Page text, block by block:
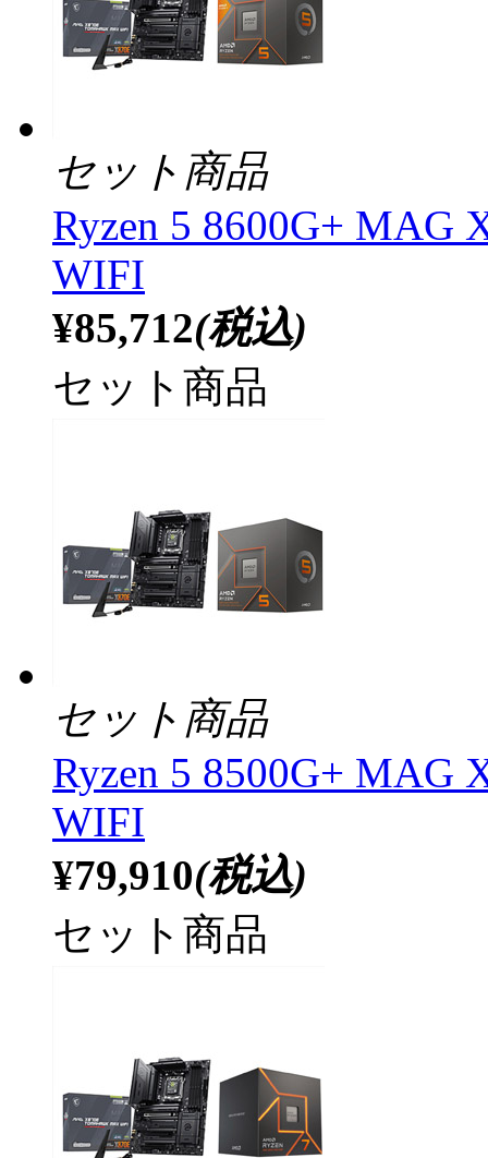
セット商品
Ryzen 5 8600G+
WIFI
¥85,712(税込)
セット商品
セット商品
Ryzen 5 8500G+
WIFI
¥79,910(税込)
セット商品